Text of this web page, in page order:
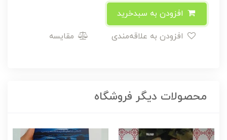
مقایسه
محصولات دیگر فروشگاه